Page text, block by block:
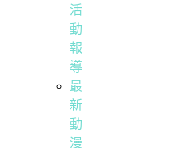
活
動
報
導
最
新
動
漫